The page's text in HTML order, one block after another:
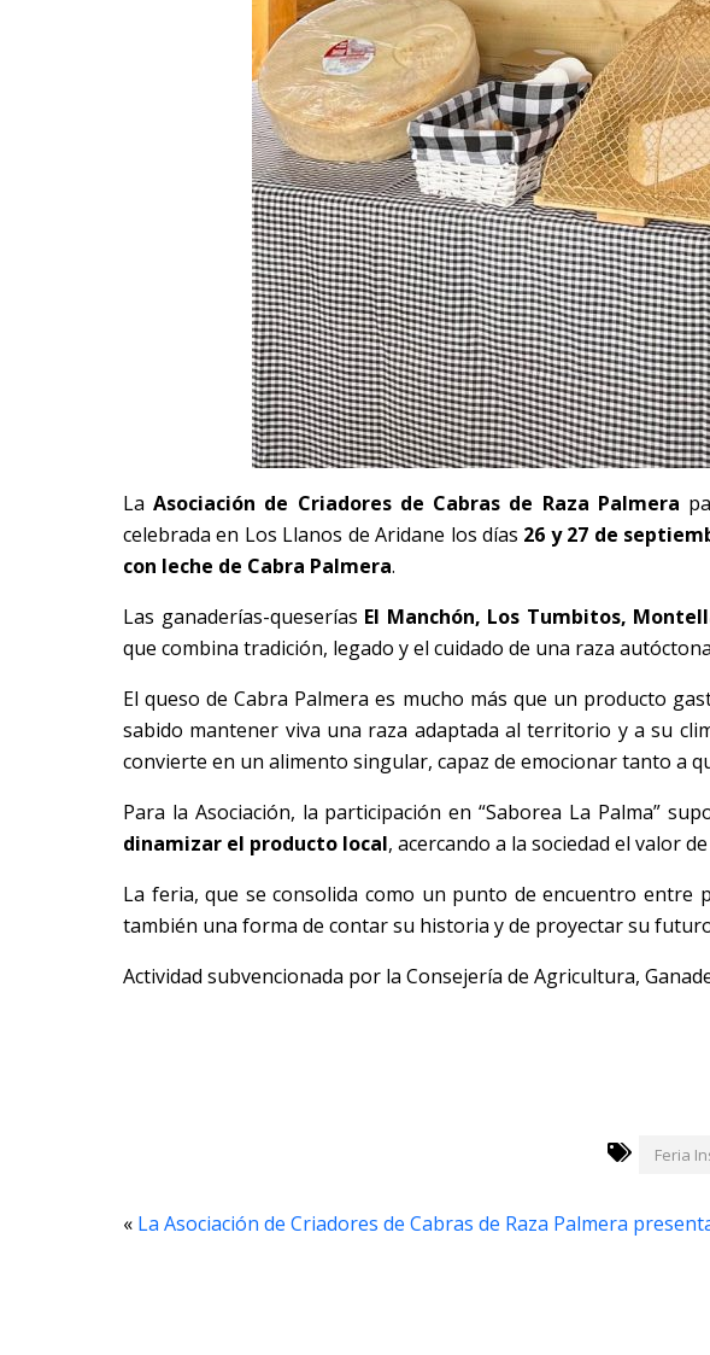
LaAsociación de Criadores de Cabras de Raza Palmera
celebrada en Los Llanos de Aridane los días 26 y 27 de
con leche de Cabra Palmera.
Las ganaderías-queserías El Manchón, Los Tumbitos,
que combina tradición, legado y el cuidado de una raza
El queso de Cabra Palmera es mucho más que un producto
sabido mantener viva una raza adaptada al territorio y a su
convierte en un alimento singular, capaz de emocionar tanto a
Para la Asociación, la participación en “Saborea La Palma”
dinamizar el producto local, acercando a la sociedad el valor
La feria, que se consolida como un punto de encuentro
también una forma de contar su historia y de proyectar su
Actividad subvencionada por la Consejería de Agricultura,
Feria
« La Asociación de Criadores de Cabras de Raza Palmera